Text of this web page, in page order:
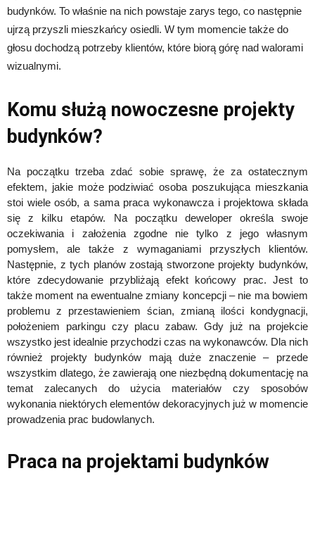
budynków. To właśnie na nich powstaje zarys tego, co następnie
ujrzą przyszli mieszkańcy osiedli. W tym momencie także do
głosu dochodzą potrzeby klientów, które biorą górę nad walorami
wizualnymi.
Komu służą nowoczesne projekty
budynków?
Na początku trzeba zdać sobie sprawę, że za ostatecznym
efektem, jakie może podziwiać osoba poszukująca mieszkania
stoi wiele osób, a sama praca wykonawcza i projektowa składa
się z kilku etapów. Na początku deweloper określa swoje
oczekiwania i założenia zgodne nie tylko z jego własnym
pomysłem, ale także z wymaganiami przyszłych klientów.
Następnie, z tych planów zostają stworzone projekty budynków,
które zdecydowanie przybliżają efekt końcowy prac. Jest to
także moment na ewentualne zmiany koncepcji – nie ma bowiem
problemu z przestawieniem ścian, zmianą ilości kondygnacji,
położeniem parkingu czy placu zabaw. Gdy już na projekcie
wszystko jest idealnie przychodzi czas na wykonawców. Dla nich
również projekty budynków mają duże znaczenie – przede
wszystkim dlatego, że zawierają one niezbędną dokumentację na
temat zalecanych do użycia materiałów czy sposobów
wykonania niektórych elementów dekoracyjnych już w momencie
prowadzenia prac budowlanych.
Praca na projektami budynków